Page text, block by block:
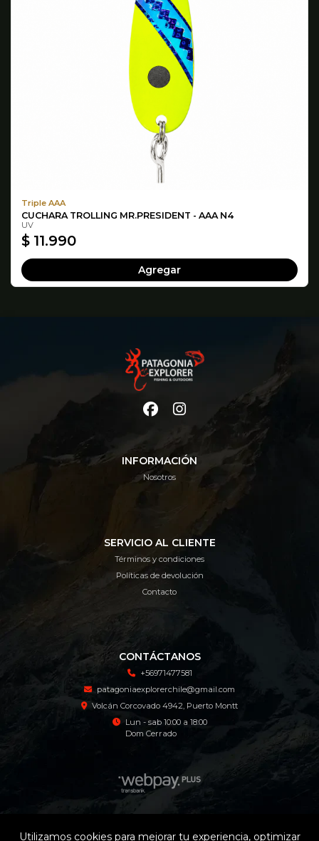
Triple AAA
CUCHARA TROLLING MR.PRESIDENT - AAA N4
UV
$ 11.990
Agregar
INFORMACIÓN
Nosotros
SERVICIO AL CLIENTE
Términos y condiciones
Políticas de devolución
Contacto
CONTÁCTANOS
+56971477581
patagoniaexplorerchile@gmail.com
Volcán Corcovado 4942, Puerto Montt
Lun - sab 10:00 a 18:00
Dom Cerrado
Patagonia Explorer Tienda Online © 2026
Utilizamos cookies para mejorar tu experiencia, optimizar